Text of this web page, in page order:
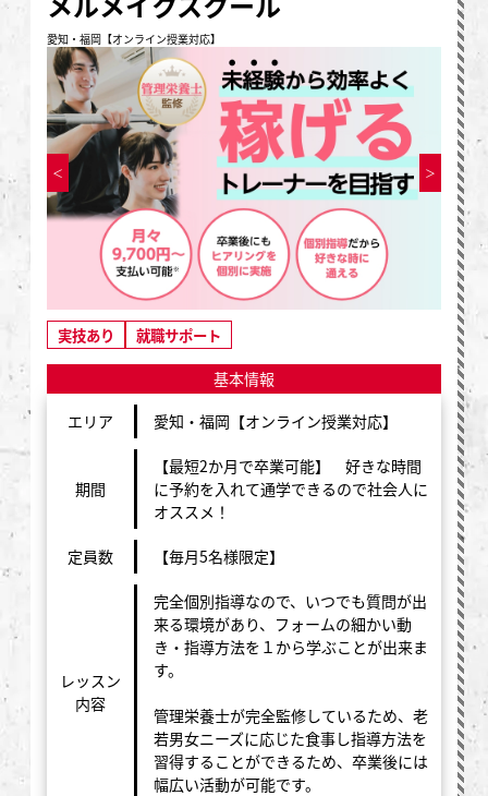
愛知・福岡【オンライン授業対応】
実技あり
就職サポート
基本情報
エリア
愛知・福岡【オンライン授業対応】
期間
【最短2か月で卒業可能】 好きな時間
に予約を入れて通学できるので社会人に
オススメ！
定員数 【毎月5名様限定】
レッスン
内容
完全個別指導なので、いつでも質問が出
来る環境があり、フォームの細かい動
き・指導方法を１から学ぶことが出来ま
す。
管理栄養士が完全監修しているため、老
若男女ニーズに応じた食事し指導方法を
習得することができるため、卒業後には
幅広い活動が可能です。